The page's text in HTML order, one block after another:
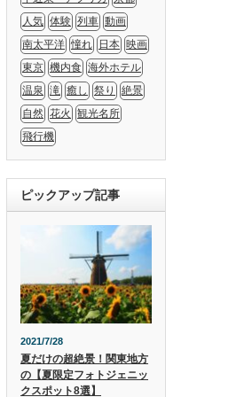
人気 体験 列車 動画
南太平洋 憧れ 日本 映画
東京 機内食 海外ホテル
温泉 滝 癒し 祭り
絶景
自然 花火
観光名所
飛行機
ピックアップ記事
2021/7/28
夏だけの超絶景！関東地方
の【夏限定フォトジェニッ
クスポット8選】